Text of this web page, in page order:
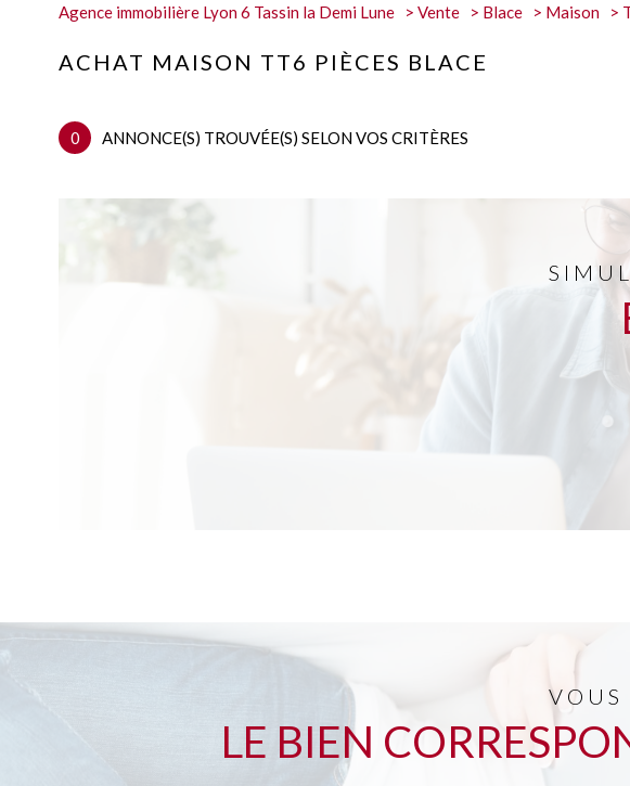
Agence immobilière Lyon 6 Tassin la Demi Lune Vente Blace Maison
ACHAT MAISON TT6 PIÈCES BLACE
0 ANNONCE(S) TROUVÉE(S) SELON VOS CRITÈRES
LE BIEN